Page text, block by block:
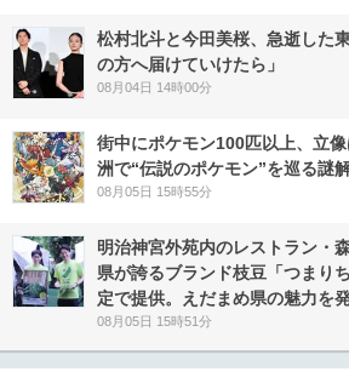
松村北斗と今田美桜、急逝した
の方へ届けていけたら」
08月04日 14時00分
街中にポケモン100匹以上、立
洲で“伝説のポケモン”を巡る謎
08月05日 15時55分
明治神宮外苑内のレストラン・
県が誇るブランド枝豆「つまり
定で提供。えだまめ県の魅力を
08月05日 15時51分